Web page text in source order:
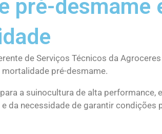
pré-desmame
de Serviços Técnicos da
pré-desmame.
a suinocultura de alta performance,
da necessidade de garantir condições